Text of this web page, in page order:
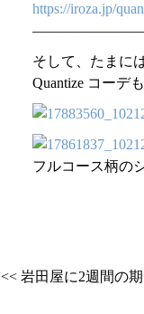
https://iroza.jp/
そして、たまに
Quantize コーデも
フルコース柄の
<< 岩田屋に2週間の